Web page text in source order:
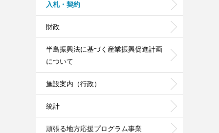
入札・契約
財政
半島振興法に基づく産業振興促進計画
について
施設案内（行政）
統計
頑張る地方応援プログラム事業